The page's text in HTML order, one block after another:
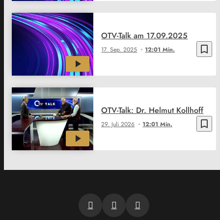
bookmark_border
17. Sep. 2025 12:01 Min.
OTV-Talk am 17.09.2025
bookmark_border
29. Juli 2026 12:01 Min.
OTV-Talk: Dr. Helmut Kollhoff